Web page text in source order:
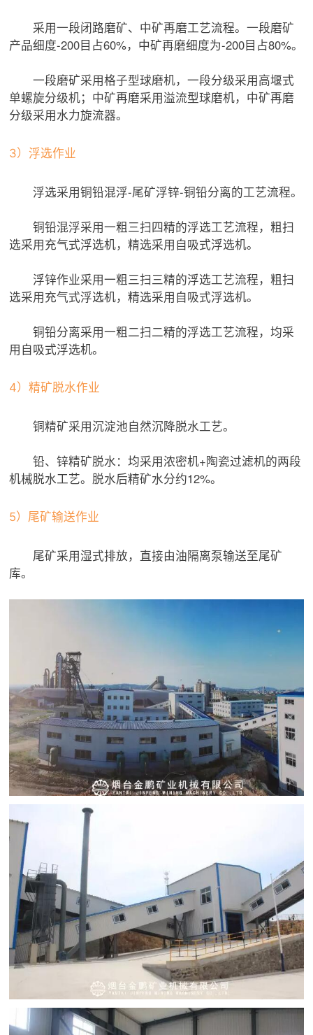
采用一段闭路磨矿、中矿再磨工艺流程。一段磨矿
产品细度-200目占60%，中矿再磨细度为-200目占80%。
一段磨矿采用格子型球磨机，一段分级采用高堰式
单螺旋分级机；中矿再磨采用溢流型球磨机，中矿再磨
分级采用水力旋流器。
3）浮选作业
浮选采用铜铅混浮-尾矿浮锌-铜铅分离的工艺流程。
铜铅混浮采用一粗三扫四精的浮选工艺流程，粗扫
选采用充气式浮选机，精选采用自吸式浮选机。
浮锌作业采用一粗三扫三精的浮选工艺流程，粗扫
选采用充气式浮选机，精选采用自吸式浮选机。
铜铅分离采用一粗二扫二精的浮选工艺流程，均采
用自吸式浮选机。
4）精矿脱水作业
铜精矿采用沉淀池自然沉降脱水工艺。
铅、锌精矿脱水：均采用浓密机+陶瓷过滤机的两段
机械脱水工艺。脱水后精矿水分约12%。
5）尾矿输送作业
尾矿采用湿式排放，直接由油隔离泵输送至尾矿
库。